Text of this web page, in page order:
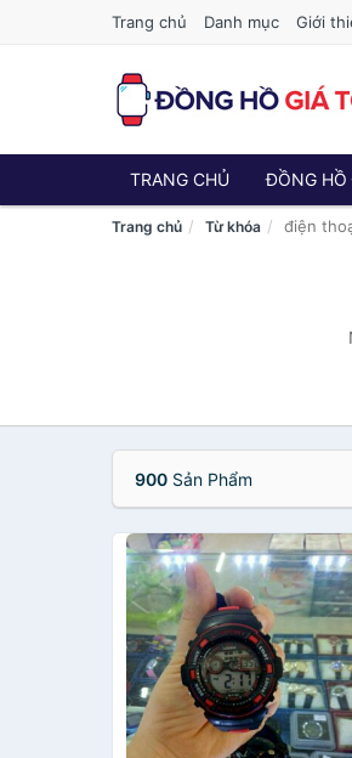
Trang chủ Danh mục Giới
TRANG CHỦ ĐỒNG HỒ
Trang chủ Từ khóa điện
900 Sản Phẩm